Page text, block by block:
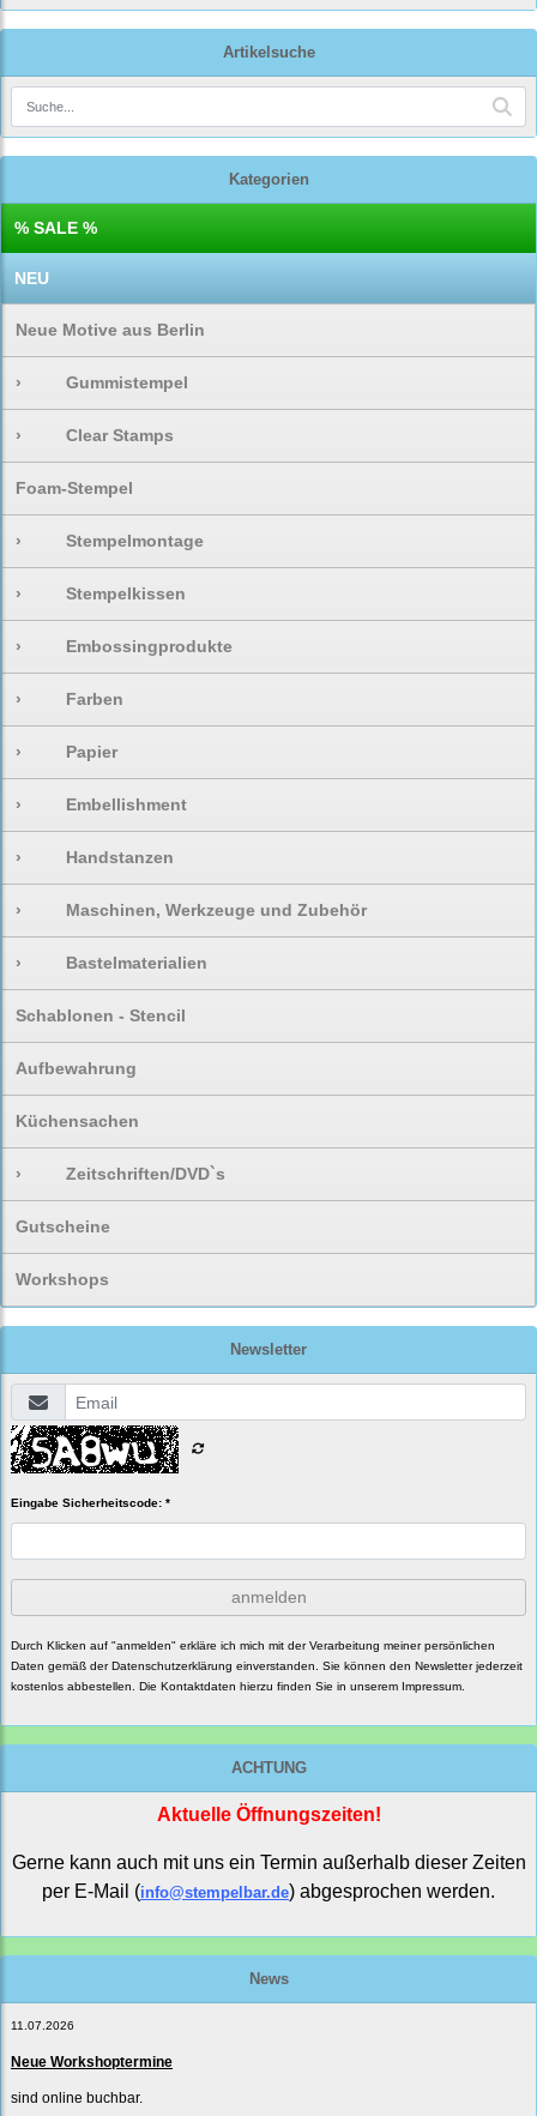
Artikelsuche
Kategorien
% SALE %
NEU
Neue Motive aus Berlin
› Gummistempel
› Clear Stamps
Foam-Stempel
› Stempelmontage
› Stempelkissen
› Embossingprodukte
› Farben
› Papier
› Embellishment
› Handstanzen
› Maschinen, Werkzeuge und Zubehör
› Bastelmaterialien
Schablonen - Stencil
Aufbewahrung
Küchensachen
› Zeitschriften/DVD`s
Gutscheine
Workshops
Newsletter
Eingabe Sicherheitscode: *
anmelden
Durch Klicken auf "anmelden" erkläre ich mich mit der Verarbeitung meiner persönlichen
Daten gemäß der Datenschutzerklärung einverstanden. Sie können den Newsletter jederzeit
kostenlos abbestellen. Die Kontaktdaten hierzu finden Sie in unserem Impressum.
ACHTUNG
Aktuelle Öffnungszeiten!
Gerne kann auch mit uns ein Termin außerhalb dieser Zeiten
per E-Mail (info@stempelbar.de) abgesprochen werden.
News
11.07.2026
Neue Workshoptermine
sind online buchbar.